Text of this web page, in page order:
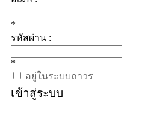
*
รหัสผ่าน :
*
อยู่ในระบบถาวร
เข้าสู่ระบบ